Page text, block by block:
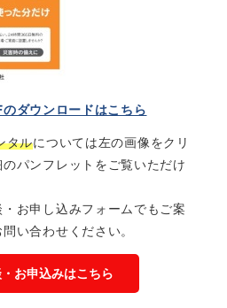
のダウンロードはこちら
タルについては左の画像をクリ
パンフレットをご覧いただけ
お申し込みフォームでもご案
い合わせください。
お申込みはこちら